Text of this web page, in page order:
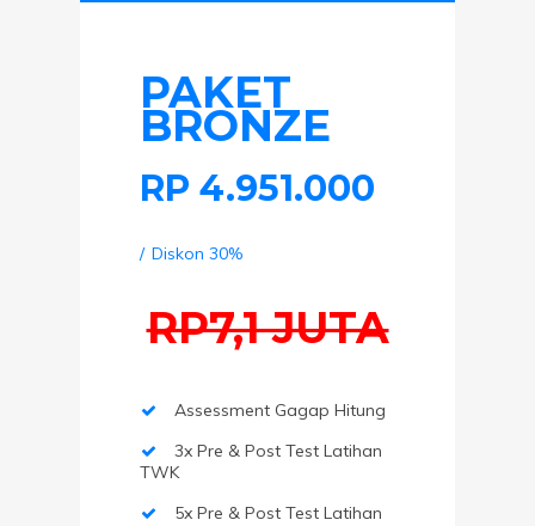
PAKET
BRONZE
RP 4.951.000
Diskon 30%
RP7,1 JUTA
Assessment Gagap Hitung
3x Pre & Post Test Latihan
TWK
5x Pre & Post Test Latihan